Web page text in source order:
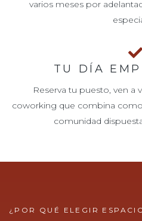
varios meses por
TU DÍA
Reserva tu puesto, ven a
coworking que combina
comunidad
¿POR QUÉ ELEGIR